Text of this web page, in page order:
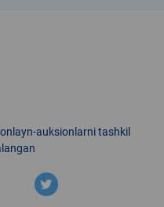
auksionlarni tashkil